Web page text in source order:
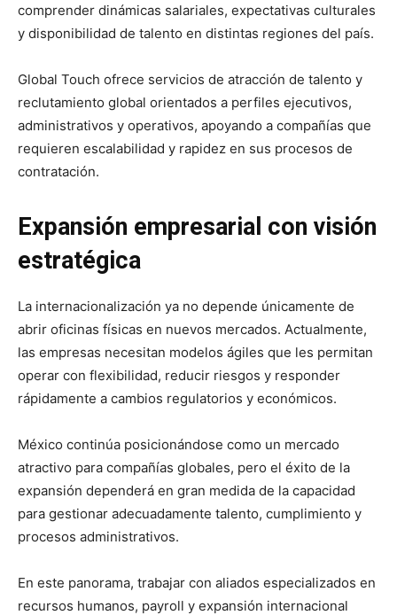
comprender dinámicas salariales, expectativas culturales
y disponibilidad de talento en distintas regiones del país.
Global Touch ofrece servicios de atracción de talento y
reclutamiento global orientados a perfiles ejecutivos,
administrativos y operativos, apoyando a compañías que
requieren escalabilidad y rapidez en sus procesos de
contratación.
Expansión empresarial con visión
estratégica
La internacionalización ya no depende únicamente de
abrir oficinas físicas en nuevos mercados. Actualmente,
las empresas necesitan modelos ágiles que les permitan
operar con flexibilidad, reducir riesgos y responder
rápidamente a cambios regulatorios y económicos.
México continúa posicionándose como un mercado
atractivo para compañías globales, pero el éxito de la
expansión dependerá en gran medida de la capacidad
para gestionar adecuadamente talento, cumplimiento y
procesos administrativos.
En este panorama, trabajar con aliados especializados en
recursos humanos, payroll y expansión internacional